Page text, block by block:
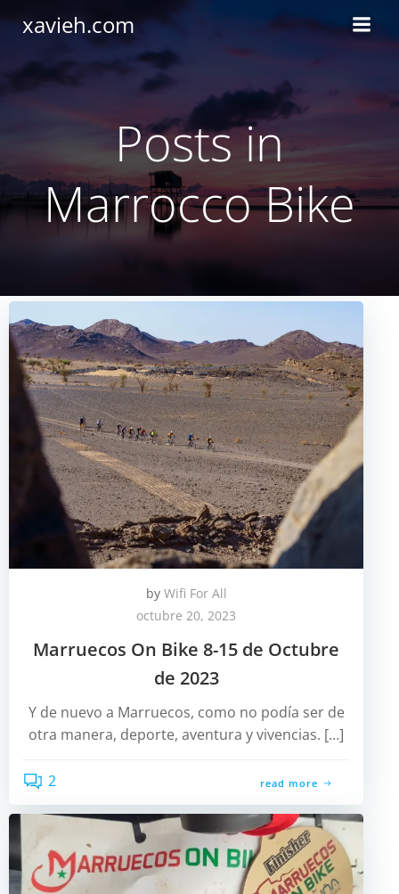
xavieh.com
Posts in
Marrocco Bike
by Wifi For All
octubre 20, 2023
Marruecos On Bike 8-15 de Octubre
de 2023
Y de nuevo a Marruecos, como no podía ser de
otra manera, deporte, aventura y vivencias. […]
2 read more